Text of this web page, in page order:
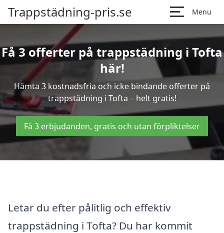
Trappstädning-pris.se Menu
Få 3 offerter på trappstädning i Tofta
här!
Hämta 3 kostnadsfria och icke bindande offerter på
trappstädning i Tofta – helt gratis!
Få 3 erbjudanden, gratis och utan förpliktelser
Letar du efter pålitlig och effektiv
trappstädning i Tofta? Du har kommit